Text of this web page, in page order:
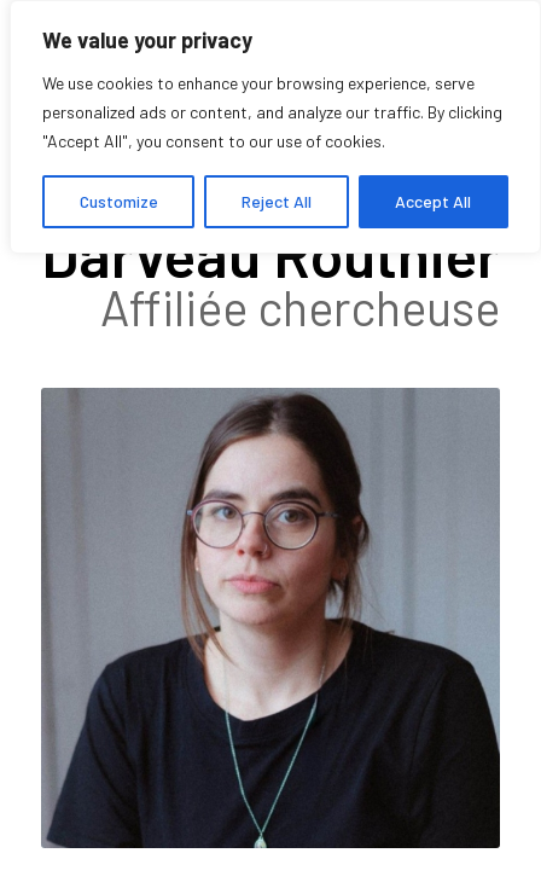
We value your privacy
We use cookies to enhance your browsing experience, serve
personalized ads or content, and analyze our traffic. By clicking
"Accept All", you consent to our use of cookies.
Customize Reject All Accept All
Florence
Darveau Routhier
Affiliée chercheuse